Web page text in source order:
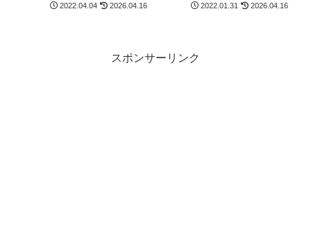
2022.04.04 2026.04.16 2022.01.31 2026.04.16
スポンサーリンク